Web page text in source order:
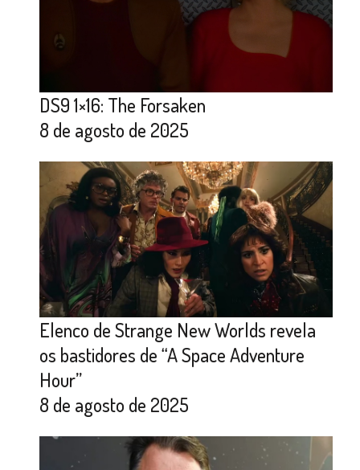
DS9 1×16: The Forsaken
8 de agosto de 2025
Elenco de Strange New Worlds revela
os bastidores de “A Space Adventure
Hour”
8 de agosto de 2025